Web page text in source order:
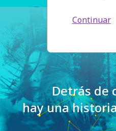
Continuar
Detrás de
hay una